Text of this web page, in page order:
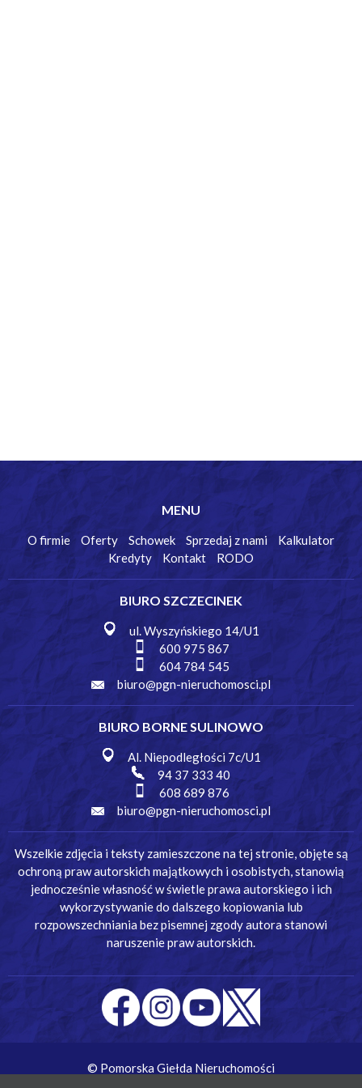
MENU
O firmie Oferty Schowek Sprzedaj z nami
Kalkulator
Kredyty
Kontakt RODO
BIURO SZCZECINEK
ul. Wyszyńskiego 14/U1
600 975 867
604 784 545
biuro@pgn-nieruchomosci.pl
BIURO BORNE SULINOWO
Al. Niepodległości 7c/U1
94 37 333 40
608 689 876
biuro@pgn-nieruchomosci.pl
Wszelkie zdjęcia i teksty zamieszczone na tej stronie, objęte są
ochroną praw autorskich majątkowych i osobistych, stanowią
jednocześnie własność w świetle prawa autorskiego i ich
wykorzystywanie do dalszego kopiowania lub
rozpowszechniania bez pisemnej zgody autora stanowi
naruszenie praw autorskich.
© Pomorska Giełda Nieruchomości